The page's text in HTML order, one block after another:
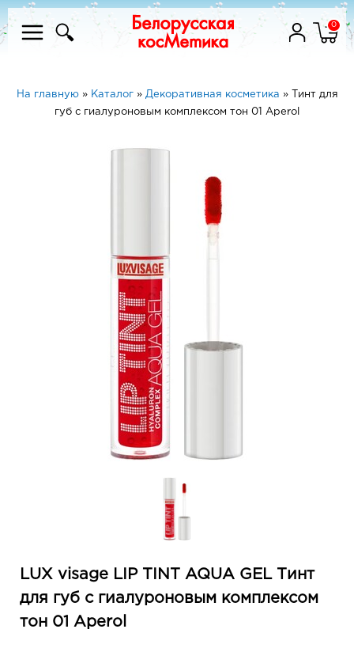
0
На главную» Каталог» Декоративная косметика »
Тинт для
губ с гиалуроновым комплексом тон 01 Aperol
LUX visage LIP TINT AQUA GEL Тинт
для губ с гиалуроновым комплексом
тон 01 Aperol